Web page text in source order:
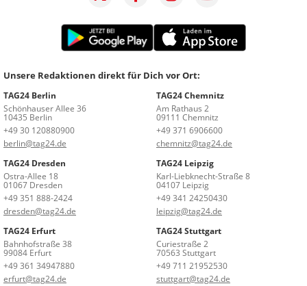
Unsere Redaktionen direkt für Dich vor Ort:
TAG24 Berlin
Schönhauser Allee 36
10435 Berlin
+49 30 120880900
berlin@tag24.de
TAG24 Chemnitz
Am Rathaus 2
09111 Chemnitz
+49 371 6906600
chemnitz@tag24.de
TAG24 Dresden
Ostra-Allee 18
01067 Dresden
+49 351 888-2424
dresden@tag24.de
TAG24 Leipzig
Karl-Liebknecht-Straße 8
04107 Leipzig
+49 341 24250430
leipzig@tag24.de
TAG24 Erfurt
Bahnhofstraße 38
99084 Erfurt
+49 361 34947880
erfurt@tag24.de
TAG24 Stuttgart
Curiestraße 2
70563 Stuttgart
+49 711 21952530
stuttgart@tag24.de